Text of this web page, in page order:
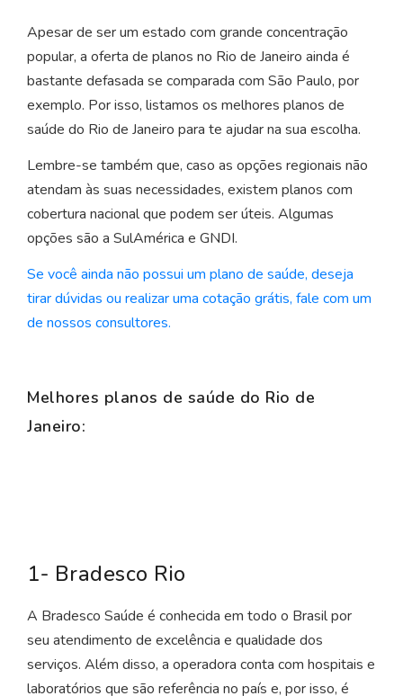
Apesar de ser um estado com grande concentração
popular, a oferta de planos no Rio de Janeiro ainda é
bastante defasada se comparada com São Paulo, por
exemplo. Por isso, listamos os melhores planos de
saúde do Rio de Janeiro para te ajudar na sua escolha.
Lembre-se também que, caso as opções regionais não
atendam às suas necessidades, existem planos com
cobertura nacional que podem ser úteis. Algumas
opções são a SulAmérica e GNDI.
Se você ainda não possui um plano de saúde, deseja
tirar dúvidas ou realizar uma cotação grátis, fale com um
de nossos consultores.
Melhores planos de saúde do Rio de
Janeiro:
1- Bradesco Rio
A Bradesco Saúde é conhecida em todo o Brasil por
seu atendimento de excelência e qualidade dos
serviços. Além disso, a operadora conta com hospitais e
laboratórios que são referência no país e, por isso, é